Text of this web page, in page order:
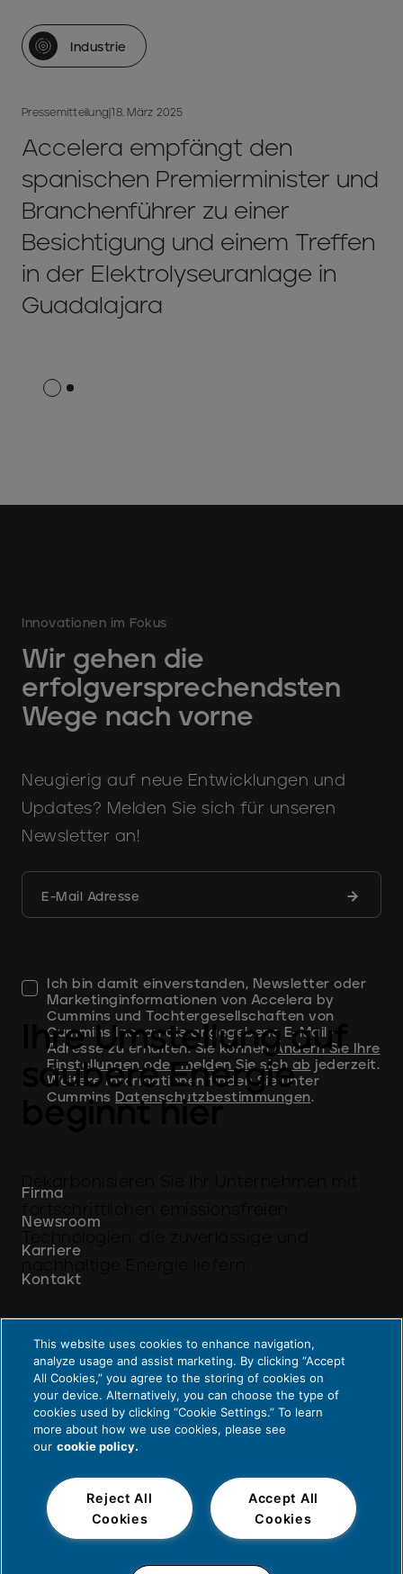
Ihre Umstellung auf
saubere Energie
beginnt hier
Industrie
Pressemitteilung |18. März 2025
Accelera empfängt den
spanischen Premierminister und
Branchenführer zu einer
Besichtigung und einem Treffen
in der Elektrolyseuranlage in
Guadalajara
Innovationen im Fokus
Wir gehen die
erfolgversprechendsten
Wege nach vorne
Neugierig auf neue Entwicklungen und
Updates? Melden Sie sich für unseren
Newsletter an!
E-Mail Adresse
Formular
Ich bin damit einverstanden, Newsletter oder
Marketinginformationen von Accelera by
Cummins und Tochtergesellschaften von
Cummins Inc. an die angegebene E-Mail-
Adresse zu erhalten. Sie können Ändern Sie Ihre
Einstellungen oder melden Sie sich ab jederzeit.
Weitere Informationen finden Sie unter
Cummins Datenschutzbestimmungen.
Firma
Newsroom
Karriere
Kontakt
Datenschutz und Recht
© 2026 Cummins Inc., Box 3005, Columbus, IN 47202-3005 USA
This website uses cookies to enhance navigation,
analyze usage and assist marketing. By clicking “Accept
All Cookies,” you agree to the storing of cookies on
your device. Alternatively, you can choose the type of
cookies used by clicking “Cookie Settings.” To learn
more about how we use cookies, please see
our cookie policy.
Accept All
Cookies
Reject All
Cookies